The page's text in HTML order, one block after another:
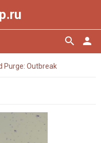
person
search
Purge: Outbreak